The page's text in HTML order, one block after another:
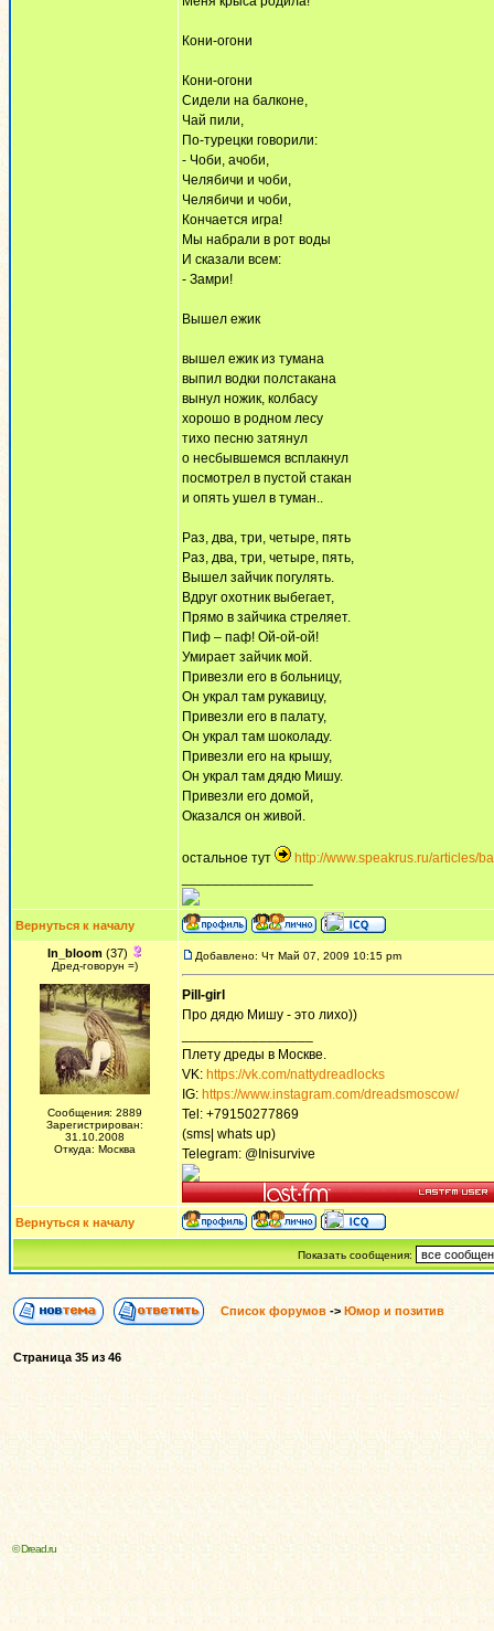
Кони-огони
Кони-огони
Сидели на балконе,
Чай пили,
По-турецки говорили:
- Чоби, ачоби,
Челябичи и чоби,
Челябичи и чоби,
Кончается игра!
Мы набрали в рот воды
И сказали всем:
- Замри!
Вышел ежик
вышел ежик из тумана
выпил водки полстакана
вынул ножик, колбасу
хорошо в родном лесу
тихо песню затянул
о несбывшемся всплакнул
посмотрел в пустой стакан
и опять ушел в туман..
Раз, два, три, четыре, пять
Раз, два, три, четыре, пять,
Вышел зайчик погулять.
Вдруг охотник выбегает,
Прямо в зайчика стреляет.
Пиф – паф! Ой-ой-ой!
Умирает зайчик мой.
Привезли его в больницу,
Он украл там рукавицу,
Привезли его в палату,
Он украл там шоколаду.
Привезли его на крышу,
Он украл там дядю Мишу.
Привезли его домой,
Оказался он живой.
остальное тут
http://www.speakrus.ru/articles/
Вернуться к началу
In_bloom(37)
Дред-говорун =)
Сообщения: 2889
Зарегистрирован:
31.10.2008
Откуда: Москва
Добавлено: Чт Май 07, 2009 10:15 pm
Pill-girl
Про дядю Мишу - это лихо))
Плету дреды в Москве.
VK: https://vk.com/nattydreadlocks
IG: https://www.instagram.com/dreadsmoscow/
Tel: +79150277869
(sms| whats up)
Telegram: @Inisurvive
Вернуться к началу
Показать сообщения:
Список форумов -> Юмор и позитив
Страница 35 из 46
© Dread.ru